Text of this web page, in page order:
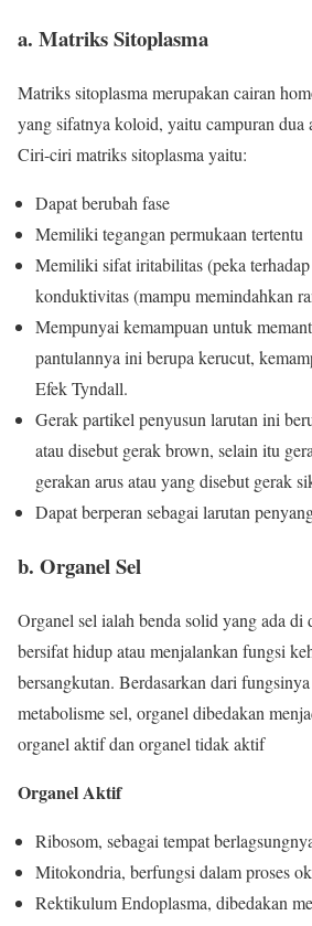
a. Matriks Sitoplasma
Matriks sitoplasma merupakan cairan
yang sifatnya koloid, yaitu campuran dua
Ciri-ciri matriks sitoplasma yaitu:
Dapat berubah fase
Memiliki tegangan permukaan tertentu
Memiliki sifat iritabilitas (peka terhadap
konduktivitas (mampu memindahkan
Mempunyai kemampuan untuk
pantulannya ini berupa kerucut,
Efek Tyndall.
Gerak partikel penyusun larutan ini
atau disebut gerak brown, selain itu
gerakan arus atau yang disebut gerak
Dapat berperan sebagai larutan
b. Organel Sel
Organel sel ialah benda solid yang ada di
bersifat hidup atau menjalankan fungsi
bersangkutan. Berdasarkan dari
metabolisme sel, organel dibedakan
organel aktif dan organel tidak aktif
Organel Aktif
Ribosom, sebagai tempat
Mitokondria, berfungsi dalam proses
Rektikulum Endoplasma, dibedakan